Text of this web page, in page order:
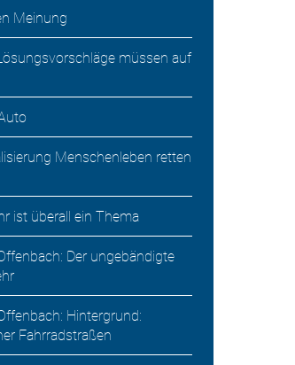
Meinung
müssen auf
Menschenleben retten
ist überall ein Thema
Der ungebändigte
Hintergrund:
Fahrradstraßen